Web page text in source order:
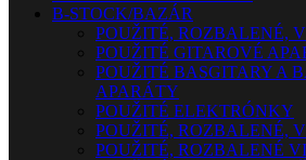
B-STOCK/BAZÁR
POUŽITÉ, ROZBALENÉ,
POUŽITÉ GITAROVÉ
POUŽITÉ BASGITARY A
APARÁTY
POUŽITÉ ELEKTRÓNKY
POUŽITÉ, ROZBALENÉ,
POUŽITÉ, ROZBALENÉ